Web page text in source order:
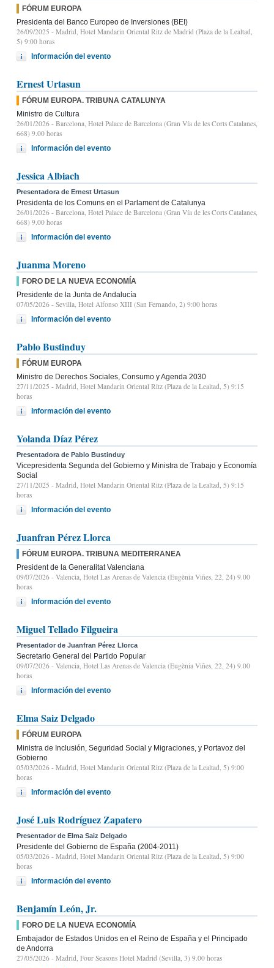
FÓRUM EUROPA
Presidenta del Banco Europeo de Inversiones (BEI)
26/09/2025 - Madrid, Hotel Mandarin Oriental Ritz de Madrid (Plaza de la Lealtad,
5) 9:00 horas
Información del evento
Ernest Urtasun
FÓRUM EUROPA. TRIBUNA CATALUNYA
Ministro de Cultura
26/01/2026 - Barcelona, Hotel Palace de Barcelona (Gran Vía de les Corts Catalanes,
668) 9.00 horas
Información del evento
Jessica Albiach
Presentadora de Ernest Urtasun
Presidenta de los Comuns en el Parlament de Catalunya
26/01/2026 - Barcelona, Hotel Palace de Barcelona (Gran Vía de les Corts Catalanes,
668) 9.00 horas
Información del evento
Juanma Moreno
FORO DE LA NUEVA ECONOMÍA
Presidente de la Junta de Andalucía
07/05/2026 - Sevilla, Hotel Alfonso XIII (San Fernando, 2) 9:00 horas
Información del evento
Pablo Bustinduy
FÓRUM EUROPA
Ministro de Derechos Sociales, Consumo y Agenda 2030
27/11/2025 - Madrid, Hotel Mandarin Oriental Ritz (Plaza de la Lealtad, 5) 9:15
horas
Información del evento
Yolanda Díaz Pérez
Presentadora de Pablo Bustinduy
Vicepresidenta Segunda del Gobierno y Ministra de Trabajo y Economía
Social
27/11/2025 - Madrid, Hotel Mandarin Oriental Ritz (Plaza de la Lealtad, 5) 9:15
horas
Información del evento
Juanfran Pérez Llorca
FÓRUM EUROPA. TRIBUNA MEDITERRANEA
President de la Generalitat Valenciana
09/07/2026 - Valencia, Hotel Las Arenas de Valencia (Eugènia Viñes, 22, 24) 9.00
horas
Información del evento
Miguel Tellado Filgueira
Presentador de Juanfran Pérez Llorca
Secretario General del Partido Popular
09/07/2026 - Valencia, Hotel Las Arenas de Valencia (Eugènia Viñes, 22, 24) 9.00
horas
Información del evento
Elma Saiz Delgado
FÓRUM EUROPA
Ministra de Inclusión, Seguridad Social y Migraciones, y Portavoz del
Gobierno
05/03/2026 - Madrid, Hotel Mandarin Oriental Ritz (Plaza de la Lealtad, 5) 9:00
horas
Información del evento
José Luis Rodríguez Zapatero
Presentador de Elma Saiz Delgado
Presidente del Gobierno de España (2004-2011)
05/03/2026 - Madrid, Hotel Mandarin Oriental Ritz (Plaza de la Lealtad, 5) 9:00
horas
Información del evento
Benjamín León, Jr.
FORO DE LA NUEVA ECONOMÍA
Embajador de Estados Unidos en el Reino de España y el Principado
de Andorra
27/05/2026 - Madrid, Four Seasons Hotel Madrid (Sevilla, 3) 9.00 horas